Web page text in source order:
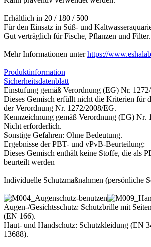
Erhältlich in 20 / 180 / 500
Für den Einsatz in Süß- und
Gut verträglich für Fische, Pflanzen und Filter.
Mehr Informationen unterhttps://
Produktinformation
Sicherheitsdatenblatt
Einstufung gemäß Verordnung (EG) Nr.
Dieses Gemisch erfüllt nicht die Kriterien für
der Verordnung Nr. 1272/2008/EG.
Kennzeichnung gemäß Verordnung (EG) Nr.
Nicht erforderlich.
Sonstige Gefahren: Ohne Bedeutung.
Ergebnisse der PBT- und vPvB-Beurteilung:
Dieses Gemisch enthält keine Stoffe, die als
beurteilt werden
Individuelle Schutzmaßnahmen (persönliche
Augen-/Gesichtsschutz: Schutzbrille mit
(EN 166).
Haut- und Handschutz: Schutzkleidung (EN
13688).